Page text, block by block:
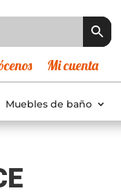
Mi cuenta
Muebles de baño